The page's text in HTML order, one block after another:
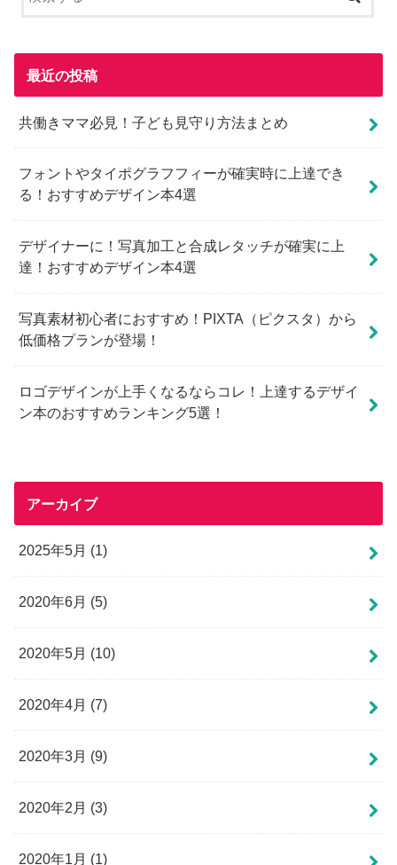
最近の投稿
共働きママ必見！子ども見守り方法まとめ
フォントやタイポグラフフィーが確実時に上達でき
る！おすすめデザイン本4選
デザイナーに！写真加工と合成レタッチが確実に上
達！おすすめデザイン本4選
写真素材初心者におすすめ！PIXTA（ピクスタ）から
低価格プランが登場！
ロゴデザインが上手くなるならコレ！上達するデザイ
ン本のおすすめランキング5選！
アーカイブ
2025年5月 (1)
2020年6月 (5)
2020年5月 (10)
2020年4月 (7)
2020年3月 (9)
2020年2月 (3)
2020年1月 (1)